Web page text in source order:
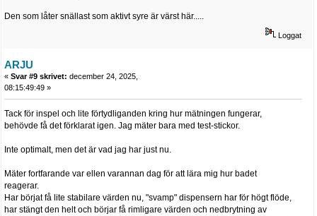
Den som låter snällast som aktivt syre är värst här.....
Loggat
ARJU
« Svar #9 skrivet: december 24, 2025,
08:15:49:49 »
Tack för inspel och lite förtydliganden kring hur mätningen fungerar,
behövde få det förklarat igen. Jag mäter bara med test-stickor.
Inte optimalt, men det är vad jag har just nu.
Mäter fortfarande var ellen varannan dag för att lära mig hur badet
reagerar.
Har börjat få lite stabilare värden nu, "svamp" dispensern har för högt flöde,
har stängt den helt och börjar få rimligare värden och nedbrytning av